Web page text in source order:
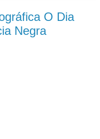
O Dia
Negra